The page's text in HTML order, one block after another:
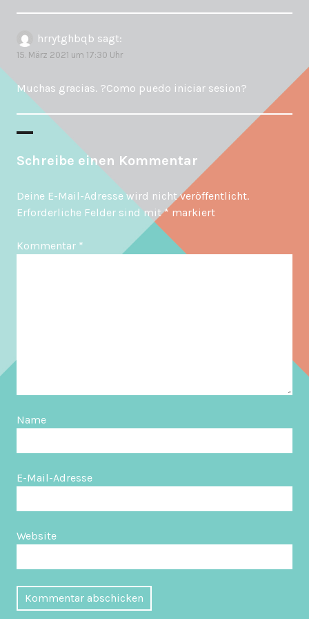
hrrytghbqb sagt:
15. März 2021 um 17:30 Uhr
Muchas gracias. ?Como puedo iniciar sesion?
Schreibe einen Kommentar
Deine E-Mail-Adresse wird nicht veröffentlicht.
Erforderliche Felder sind mit* markiert
Kommentar *
Name
E-Mail-Adresse
Website